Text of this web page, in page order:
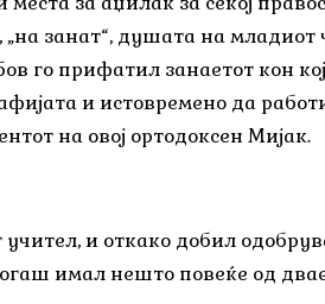
занат“, душата на младиот
го прифатил занаетот кон
и истовремено да
на овој ортодоксен Мијак.
и откако добил
имал нешто повеќе од